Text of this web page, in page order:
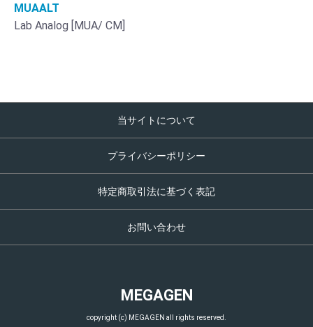
MUAALT
Lab Analog [MUA/ CM]
当サイトについて
プライバシーポリシー
特定商取引法に基づく表記
お問い合わせ
MEGAGEN
copyright (c) MEGAGEN all rights reserved.